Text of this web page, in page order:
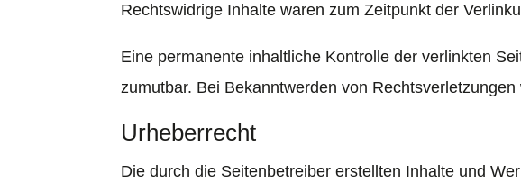
Rechtswidrige Inhalte waren zum Zeitpunkt der
Eine permanente inhaltliche Kontrolle der verlinkten
zumutbar. Bei Bekanntwerden von
Urheberrecht
Die durch die Seitenbetreiber erstellten Inhalte und